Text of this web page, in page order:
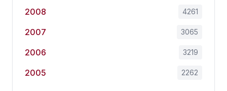
2008 4261
2007 3065
2006 3219
2005 2262